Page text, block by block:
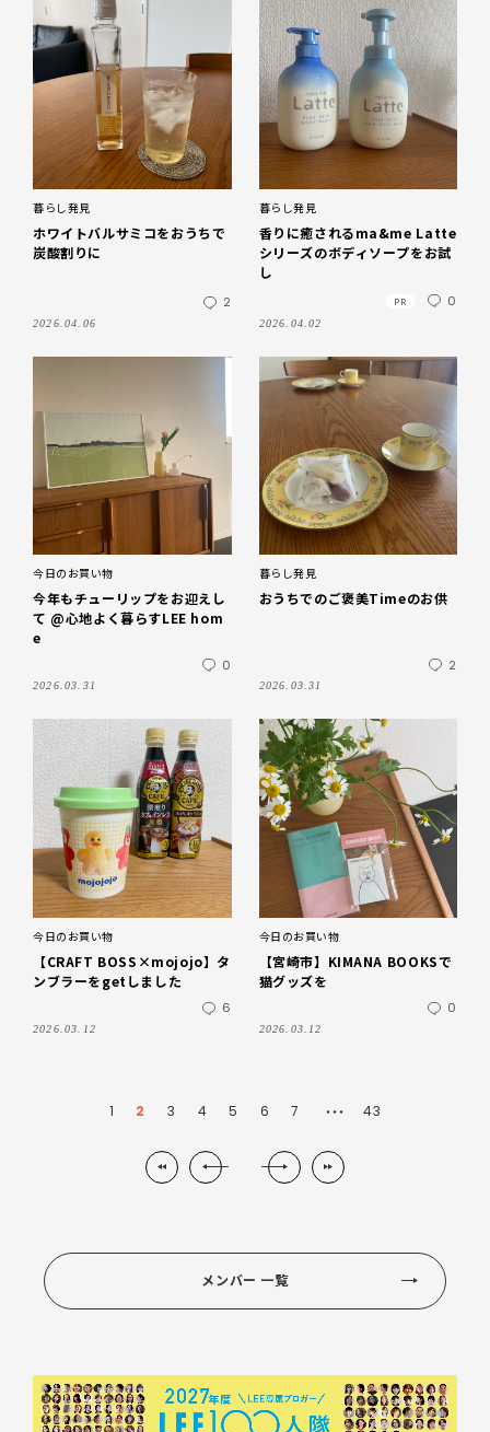
暮らし発見
ホワイトバルサミコをおうちで
炭酸割りに
2026.04.06
2
暮らし発見
香りに癒されるma&me Latte
シリーズのボディソープをお試
し
2026.04.02
PR 0
今日のお買い物
今年もチューリップをお迎えし
て @心地よく暮らすLEE hom
e
2026.03.31
0
暮らし発見
おうちでのご褒美Timeのお供
2026.03.31
2
今日のお買い物
【CRAFT BOSS×mojojo】タ
ンブラーをgetしました
2026.03.12
6
今日のお買い物
【宮崎市】KIMANA BOOKSで
猫グッズを
2026.03.12
0
1 2 3 4 5 6 7 ・・・ 43
メンバー 一覧